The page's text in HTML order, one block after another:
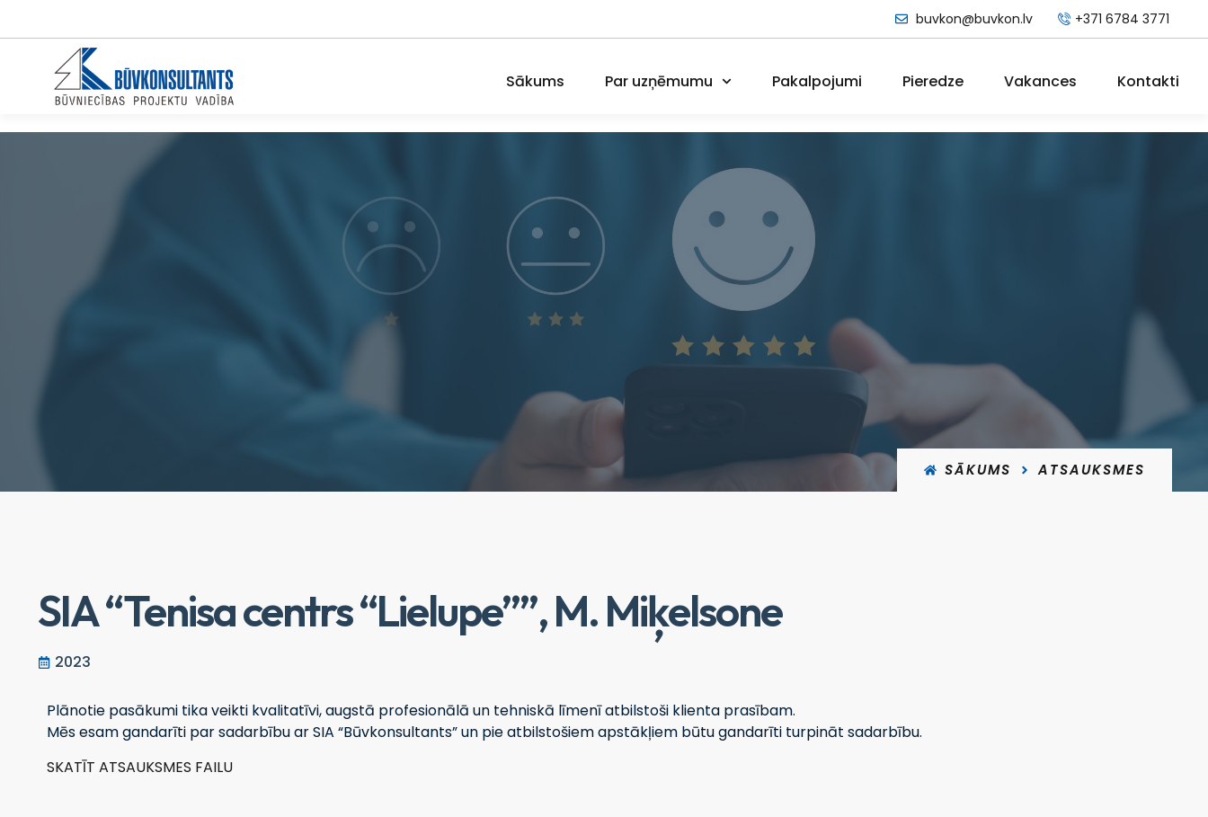
buvkon@buvkon.lv +371 6784 3771
Sākums Par uzņēmumu Pakalpojumi Pieredze Vakances Kontakti
SĀKUMS ATSAUKSMES
SIA “Tenisa centrs “Lielupe””, M. Miķelsone
2023
Plānotie pasākumi tika veikti kvalitatīvi, augstā profesionālā un tehniskā līmenī atbilstoši klienta prasībam.
Mēs esam gandarīti par sadarbību ar SIA “Būvkonsultants” un pie atbilstošiem apstākļiem būtu gandarīti turpināt sadarbību.
SKATĪT ATSAUKSMES FAILU